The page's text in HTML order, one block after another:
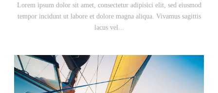
Lorem ipsum dolor sit amet, consectetur adipisici elit, sed eiusmod
tempor incidunt ut labore et dolore magna aliqua. Vivamus sagittis
lacus vel...